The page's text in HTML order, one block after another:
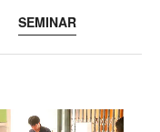
SEMINAR